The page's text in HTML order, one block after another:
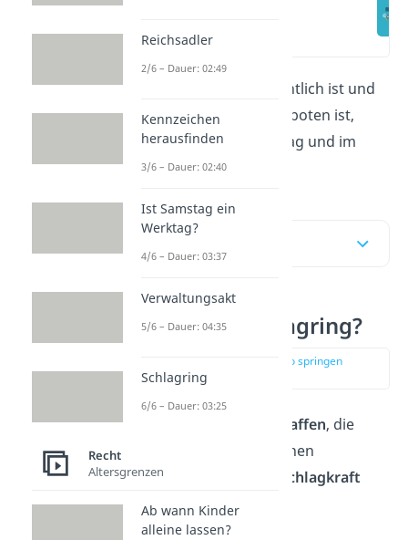
Was ein
eigentlich ist und
ob er in Deutschland verboten ist,
erfährst du hier im Beitrag und im
Video
Was ist ein Schlagring?
zur Stelle im Video springen
(00:12)
Schlagringe Handwaffen, die
meist aus einem metallenen
Griff bestehen und die
Schlagkraft
erhöhen.
Reichsadler
2/6 – Dauer: 02:49
Kennzeichen
herausfinden
3/6 – Dauer: 02:40
Ist Samstag ein
Werktag?
4/6 – Dauer: 03:37
Verwaltungsakt
5/6 – Dauer: 04:35
Schlagring
6/6 – Dauer: 03:25
Recht
Altersgrenzen
Ab wann Kinder
alleine lassen?